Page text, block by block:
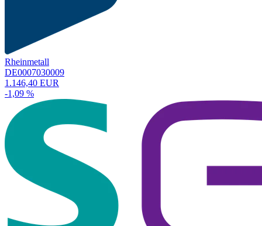
Rheinmetall
DE0007030009
1.146,40 EUR
-1,09 %